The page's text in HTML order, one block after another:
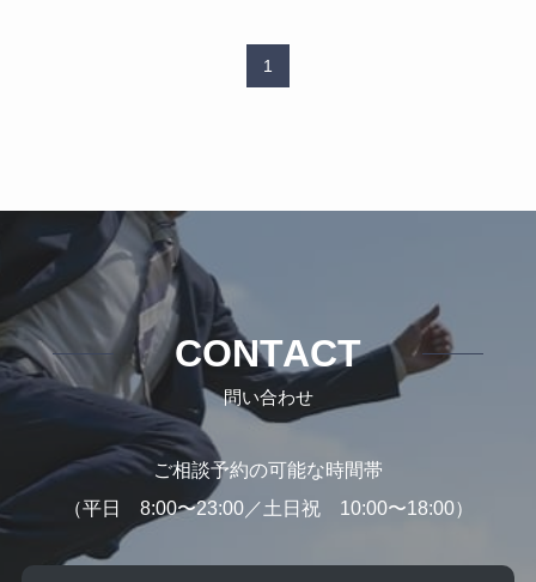
1
CONTACT
問い合わせ
ご相談予約の可能な時間帯
（平日 8:00〜23:00／土日祝 10:00〜18:00）